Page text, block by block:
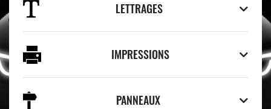
LETTRAGES
IMPRESSIONS
PANNEAUX